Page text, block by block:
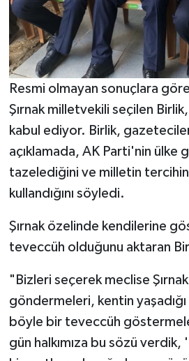
Resmi olmayan sonuçlara
Şırnak milletvekili seçilen
kabul ediyor. Birlik,
açıklamada, AK Parti'nin ülke
tazelediğini ve milletin
kullandığını söyledi.
Şırnak özelinde kendilerine
teveccüh olduğunu aktaran
"Bizleri seçerek meclise
göndermeleri, kentin
böyle bir teveccüh
gün halkımıza bu sözü verdik,